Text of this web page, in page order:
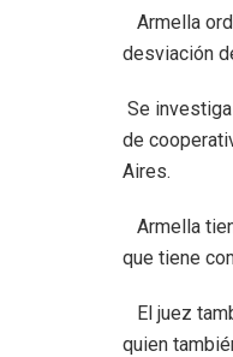
Armella
desviación
Se
de
Aires.
Armella
que tiene
El juez
quien